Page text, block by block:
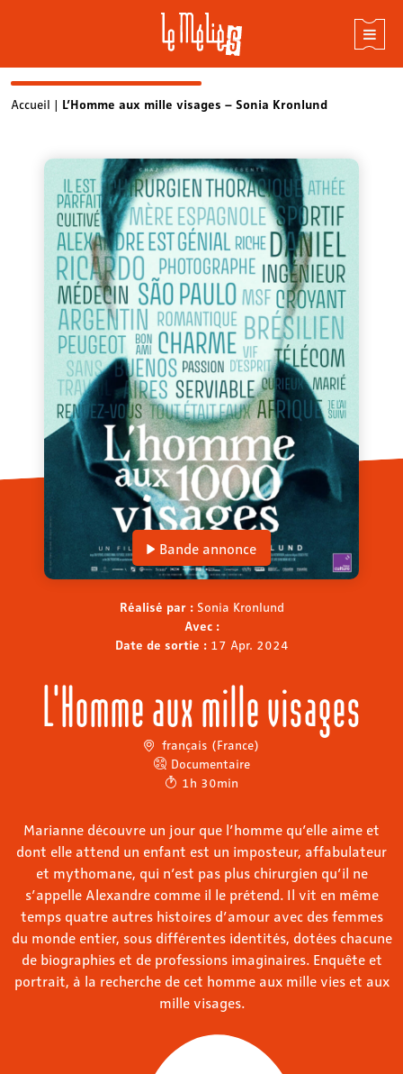
SkipAccueil | L’Homme aux mille visages – Sonia Kronlund
Bande annonce
Réalisé par : Sonia Kronlund
Avec :
Date de sortie : 17 Apr. 2024
L'Homme aux mille visages
français (France)
Documentaire
1h 30min
Marianne découvre un jour que l’homme qu’elle aime et
dont elle attend un enfant est un imposteur, affabulateur
et mythomane, qui n’est pas plus chirurgien qu’il ne
s’appelle Alexandre comme il le prétend. Il vit en même
temps quatre autres histoires d’amour avec des femmes
du monde entier, sous différentes identités, dotées chacune
de biographies et de professions imaginaires. Enquête et
portrait, à la recherche de cet homme aux mille vies et aux
mille visages.